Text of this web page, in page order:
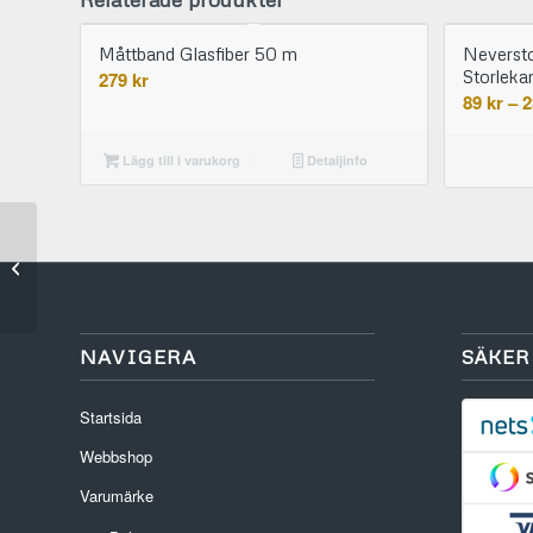
Måttband Glasfiber 50 m
279kr
Lägg till i varukorg Detaljinfo
Storlekar
89kr–
NAVIGERA
Startsida
Webbshop
Varumärke